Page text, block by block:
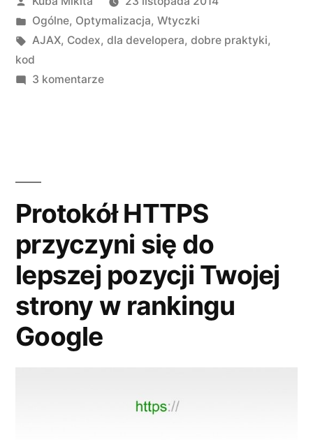
przez
Opublikowano
w
Ogólne, Optymalizacja, Wtyczki
Tagi:
AJAX, Codex, dla developera, dobre praktyki,
kod
3 komentarzedo
Protokół HTTPS
przyczyni się do
lepszej pozycji Twojej
strony w rankingu
Google